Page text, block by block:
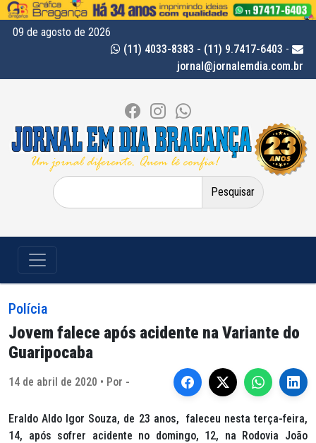
09 de agosto de 2026
(11) 4033-8383 - (11) 9.7417-6403 -
jornal@jornalemdia.com.br
Pesquisar
por:
Polícia
Jovem falece após acidente na Variante do
Guaripocaba
14 de abril de 2020 • Por -
Eraldo Aldo Igor Souza, de 23 anos, faleceu nesta terça-feira,
14, após sofrer acidente no domingo, 12, na Rodovia João